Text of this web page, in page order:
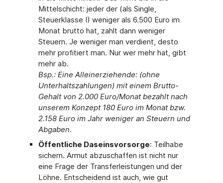
Mittelschicht: jeder der (als Single,
Steuerklasse I) weniger als 6.500 Euro im
Monat brutto hat, zahlt dann weniger
Steuern. Je weniger man verdient, desto
mehr profitiert man. Nur wer mehr hat, gibt
mehr ab.
Bsp.: Eine Alleinerziehende: (ohne
Unterhaltszahlungen) mit einem Brutto-
Gehalt von 2.000 Euro/Monat bezahlt nach
unserem Konzept 180 Euro im Monat bzw.
2.158 Euro im Jahr weniger an Steuern und
Abgaben.
Öffentliche Daseinsvorsorge: Teilhabe
sichern. Armut abzuschaffen ist nicht nur
eine Frage der Transferleistungen und der
Löhne. Entscheidend ist auch, wie gut